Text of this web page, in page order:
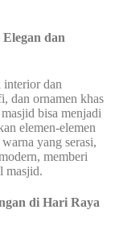
dan
interior dan
dan ornamen khas
bisa menjadi
elemen-elemen
yang serasi,
memberi
masjid.
di Hari Raya